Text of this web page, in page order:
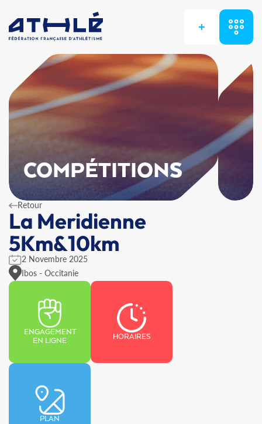
+
COMPÉTITIONS
Retour
La Meridienne
5Km&10km
2 Novembre 2025
Ibos - Occitanie
ENGAGEMENT
EN LIGNE
HORAIRES
PLAN